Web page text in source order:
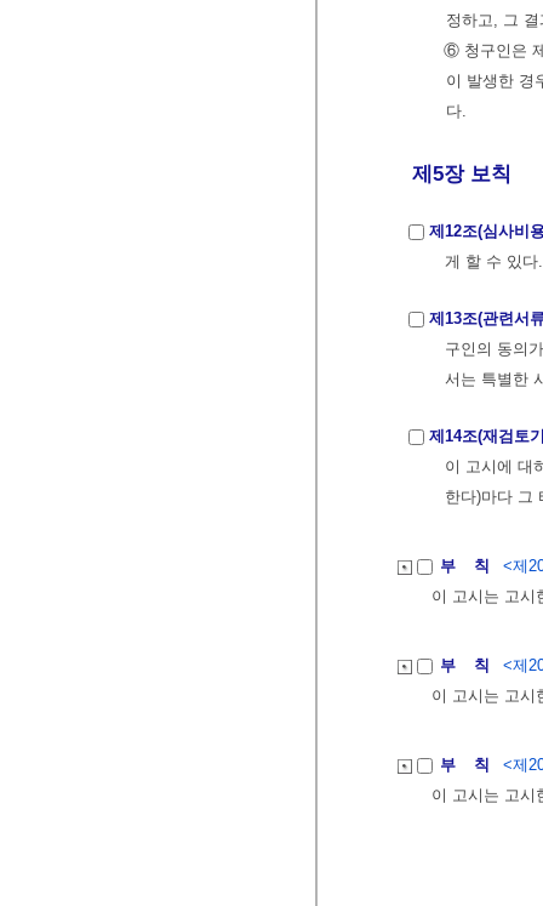
정하고, 그
⑥ 청구인은
이 발생한 경
다.
제5장 보칙
제12조(심사비
게 할 수 있다.
제13조(관련서
구인의 동의
서는 특별한
제14조(재검토
이 고시에 대
한다)마다 그
부 칙
<제
이 고시는 고시
부 칙
<제
이 고시는 고시
부 칙
<제
이 고시는 고시